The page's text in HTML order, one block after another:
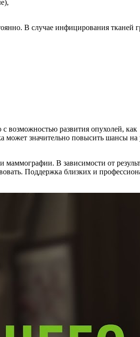
В случае инфицирования тканей
возможностью развития опухолей, как
может значительно повысить шансы
маммографии. В зависимости от
Поддержка близких и